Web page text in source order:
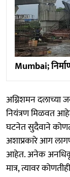
Mumbai;
अग्निशमन दलाच्या
नियंत्रण मिळवत
घटनेत सुदैवाने
अशाप्रकारे आग
आहेत. अनेक
मात्र, त्यावर